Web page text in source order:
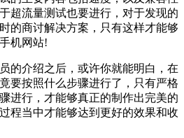
超流量测试也要进行，对于发现的
的商讨解决方案，只有这样才能够
机网站!
的介绍之后，或许你就能明白，在
要按照什么步骤进行了，只有严格
进行，才能够真正的制作出完美的
程当中才能够达到更好的效果和收